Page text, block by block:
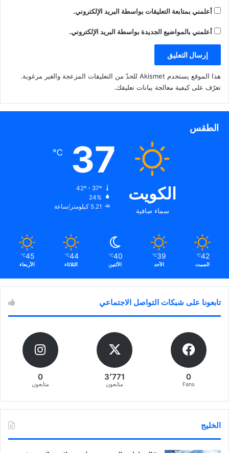
أعلمني بمتابعة التعليقات بواسطة البريد الإلكتروني.
أعلمني بالمواضيع الجديدة بواسطة البريد الإلكتروني.
هذا الموقع يستخدم Akismet للحدّ من التعليقات المزعجة والغير مرغوبة.
تعرّف على كيفية معالجة بيانات تعليقك.
الطقس
الكويت
سماء صافية
37
℃
24%
5.21 كيلومتر/ساعة
42
℃
السبت
39
℃
الأحد
40
℃
الأثنين
44
℃
الثلاثاء
45
℃
الأربعاء
تابعونا على شبكات التواصل الاجتماعي
0
Fans
3٬771
متابعون
0
متابعون
الخليج